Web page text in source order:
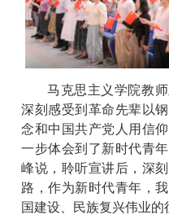
马克思主义学院教
深刻感受到革命先辈以
念和中国共产党人用信
一步体会到了新时代青
峰说，聆听宣讲后，深
路，作为新时代青年，
国建设、民族复兴伟业的